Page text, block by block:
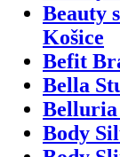
Beauty
Košice
Befit
Bella
Belluria
Body